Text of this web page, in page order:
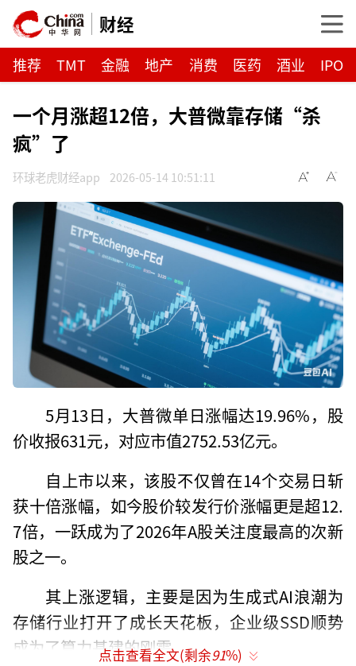
财经
推荐 TMT 金融 地产 消费 医药 酒业 IPO
一个月涨超12倍，大普微靠存储“杀
疯”了
环球老虎财经app 2026-05-14 10:51:11
5月13日，大普微单日涨幅达19.96%，股
价收报631元，对应市值2752.53亿元。
自上市以来，该股不仅曾在14个交易日斩
获十倍涨幅，如今股价较发行价涨幅更是超12.
7倍，一跃成为了2026年A股关注度最高的次新
股之一。
其上涨逻辑，主要是因为生成式AI浪潮为
存储行业打开了成长天花板，企业级SSD顺势
成为了算力基建的刚需。
点击查看全文(剩余91%)